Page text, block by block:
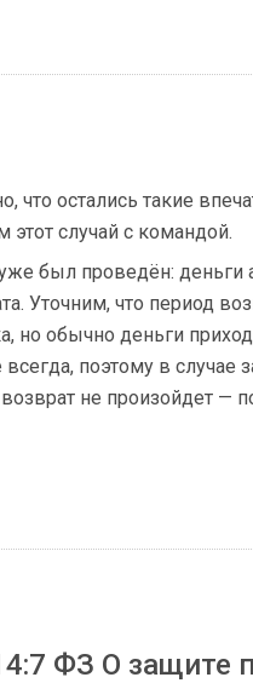
что остались такие
случай с командой.
был проведён: деньги
Уточним, что период
но обычно деньги
всегда, поэтому в
не произойдет —
ФЗ О защите